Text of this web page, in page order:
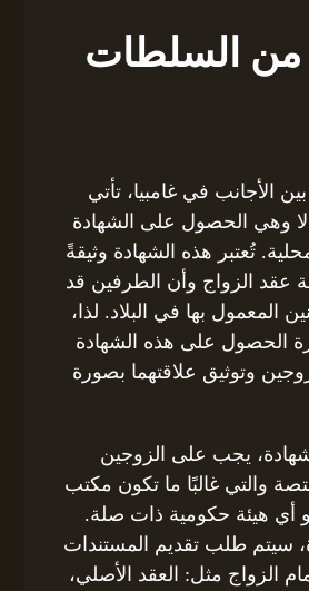
من السلطات
الأجانب في غامبيا، تأتي
وهي الحصول على الشهادة
تُعتبر هذه الشهادة وثيقةً
عقد الزواج وأن الطرفين قد
المعمول بها في البلاد. لذا،
الحصول على هذه الشهادة
وتوثيق علاقتهما بصورة
يجب على الزوجين
والتي غالبًا ما تكون مكتب
أي هيئة حكومية ذات صلة.
سيتم طلب تقديم المستندات
الزواج مثل: العقد الأصلي،